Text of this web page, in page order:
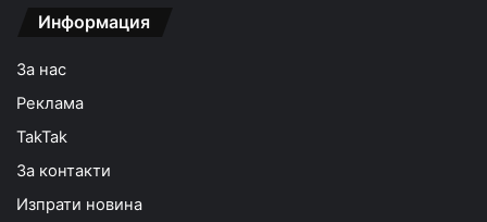
Информация
За нас
Реклама
TakTak
За контакти
Изпрати новина